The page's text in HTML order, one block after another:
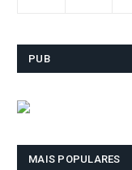
PUB
MAIS POPULARES